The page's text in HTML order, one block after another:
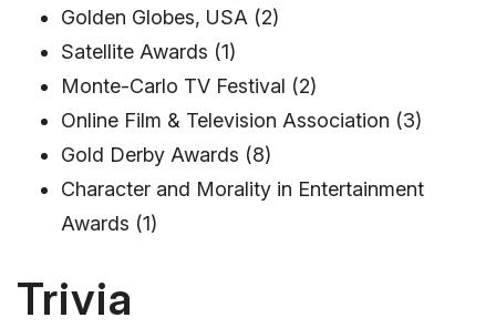
Golden Globes, USA (2)
Satellite Awards (1)
Monte-Carlo TV Festival (2)
Online Film & Television Association (3)
Gold Derby Awards (8)
Character and Morality in Entertainment
Awards (1)
Trivia